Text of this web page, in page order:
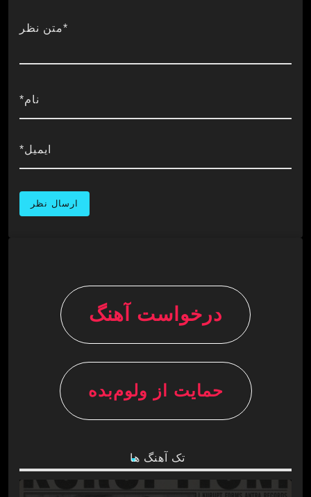
با صدای گیتارهای آکوستیک و پیانوهای آرام و آرام
صمیمیت، امید و مهربانی را تقویت می‌کند که با
علاوه بر این، موسیقی متن “Ted Lasso” موفق به
را ایجاد می‌کند. از آهنگ‌های پاپ و راک تا ملودی‌های
نه تنها یک جزء مهم از تجربه تماشایی است، بلکه به
عنوان یک نهاد همراه و حامی داستان‌ها و احساسات
شخصیت‌ها عمل می‌کند، باعث می‌شود تا تماشاگران
به صورت عمیق‌تر با دنیای سریال هم‌افزایی کنند و با
*متن نظر
نام*
ایمیل*
درخواست آهنگ
حمایت از ولوم‌بده
تک آهنگ ها